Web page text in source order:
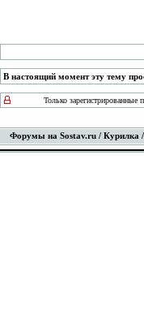
В настоящий момент эту тему
Только зарегистрированные
Форумы на Sostav.ru / Курилка